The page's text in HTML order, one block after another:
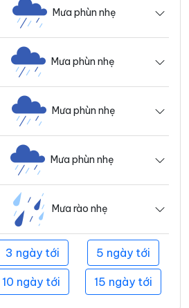
Mưa phùn nhẹ
Mưa phùn nhẹ
Mưa phùn nhẹ
Mưa phùn nhẹ
Mưa rào nhẹ
3 ngày tới 5 ngày tới
10 ngày tới 15 ngày tới